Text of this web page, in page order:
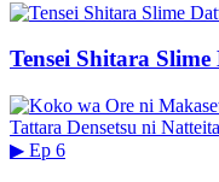
Tensei Shitara
▶ Ep 6